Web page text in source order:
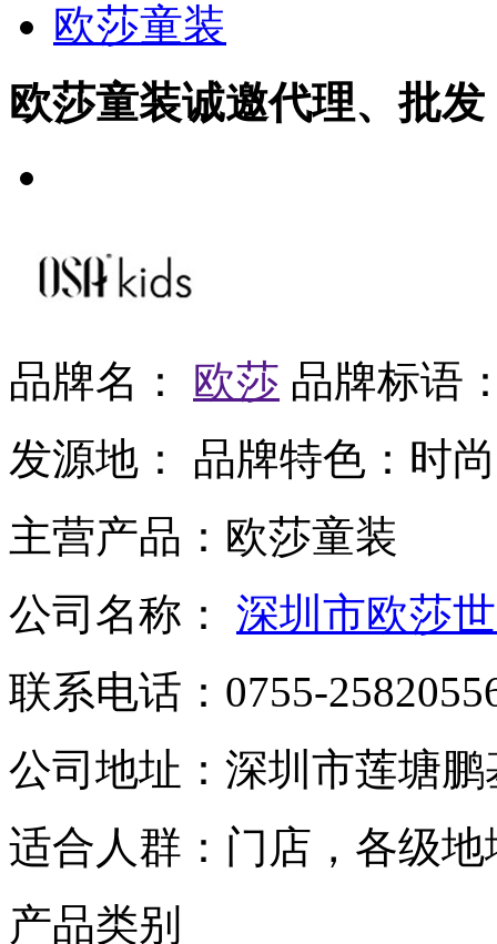
欧莎童装
欧莎童装诚邀代理、批发
品牌名： 欧莎 品牌标语
发源地：
品牌特色： 时
主营产品： 欧莎童装
公司名称： 深圳市欧莎
联系电话： 0755-
公司地址： 深圳市莲塘鹏
适合人群： 门店，各级
产品类别